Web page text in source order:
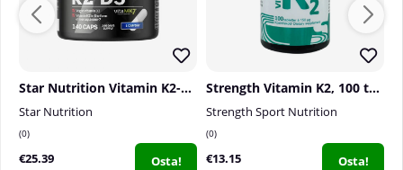
Star Nutrition Vitamin K2-D3, 140 caps
Star Nutrition
0
€25.39 Osta!
Strength Vitamin K2, 100 tabs
Strength Sport Nutrition
0
€13.15 Osta!